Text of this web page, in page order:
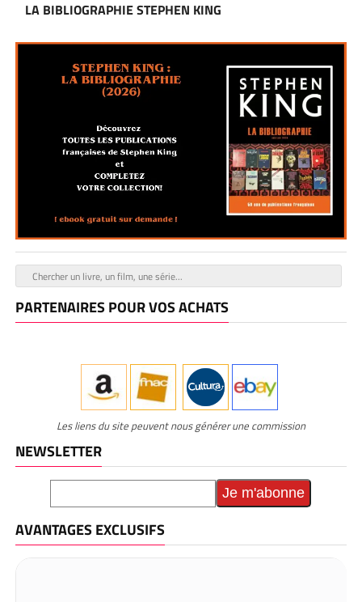
LA BIBLIOGRAPHIE STEPHEN KING
PARTENAIRES POUR VOS ACHATS
Les liens du site peuvent nous générer une commission
NEWSLETTER
AVANTAGES EXCLUSIFS